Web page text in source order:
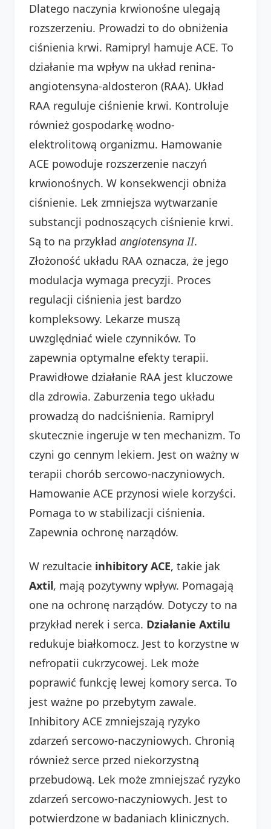
Dlatego naczynia krwionośne ulegają
rozszerzeniu. Prowadzi to do obniżenia
ciśnienia krwi. Ramipryl hamuje ACE. To
działanie ma wpływ na układ renina-
angiotensyna-aldosteron (RAA). Układ
RAA reguluje ciśnienie krwi. Kontroluje
również gospodarkę wodno-
elektrolitową organizmu. Hamowanie
ACE powoduje rozszerzenie naczyń
krwionośnych. W konsekwencji obniża
ciśnienie. Lek zmniejsza wytwarzanie
substancji podnoszących ciśnienie krwi.
Są to na przykład angiotensyna II.
Złożoność układu RAA oznacza, że jego
modulacja wymaga precyzji. Proces
regulacji ciśnienia jest bardzo
kompleksowy. Lekarze muszą
uwzględniać wiele czynników. To
zapewnia optymalne efekty terapii.
Prawidłowe działanie RAA jest kluczowe
dla zdrowia. Zaburzenia tego układu
prowadzą do nadciśnienia. Ramipryl
skutecznie ingeruje w ten mechanizm. To
czyni go cennym lekiem. Jest on ważny w
terapii chorób sercowo-naczyniowych.
Hamowanie ACE przynosi wiele korzyści.
Pomaga to w stabilizacji ciśnienia.
Zapewnia ochronę narządów.
W rezultacie inhibitory ACE, takie jak
Axtil, mają pozytywny wpływ. Pomagają
one na ochronę narządów. Dotyczy to na
przykład nerek i serca. Działanie Axtilu
redukuje białkomocz. Jest to korzystne w
nefropatii cukrzycowej. Lek może
poprawić funkcję lewej komory serca. To
jest ważne po przebytym zawale.
Inhibitory ACE zmniejszają ryzyko
zdarzeń sercowo-naczyniowych. Chronią
również serce przed niekorzystną
przebudową. Lek może zmniejszać ryzyko
zdarzeń sercowo-naczyniowych. Jest to
potwierdzone w badaniach klinicznych.